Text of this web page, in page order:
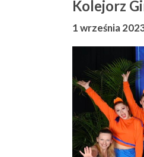
Kolejorz
1 września